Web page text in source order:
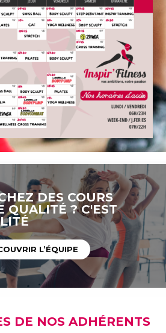
DES COURS
QUALITÉ ? C'EST
L’ÉQUIPE
DE NOS ADHÉRENTS